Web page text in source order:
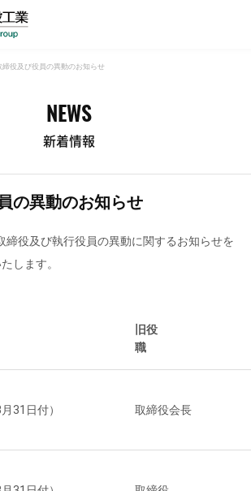
締役及び役員の異動のお知らせ
NEWS
新着情報
の異動のお知らせ
締役及び執行役員の異動に関するお知らせを
します。
旧役
31日付） 取締役会長